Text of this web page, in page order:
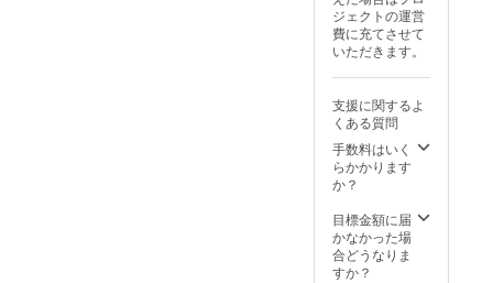
の記載
をご確
認くだ
さい。
※アレル
お持ち
の方は
備考欄
にご記
可能な
限り対
応させ
レー
ト、
ナッツ
類 等 ア
ン：小
麦・乳
成分・
大豆な
ど ※詳
包する
商品に
よって
変わり
ジェクトの運営
費に充てさせて
いただきます。
支援に関するよ
くある質問
手数料はいく
らかかります
か？
目標金額に届
かなかった場
合どうなりま
すか？